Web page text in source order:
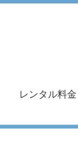
レンタル料金